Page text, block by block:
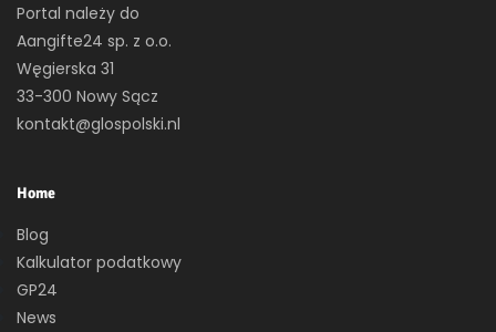
Portal należy do
Aangifte24 sp. z o.o.
Węgierska 31
33-300 Nowy Sącz
kontakt@glospolski.nl
Home
Blog
Kalkulator podatkowy
GP24
News